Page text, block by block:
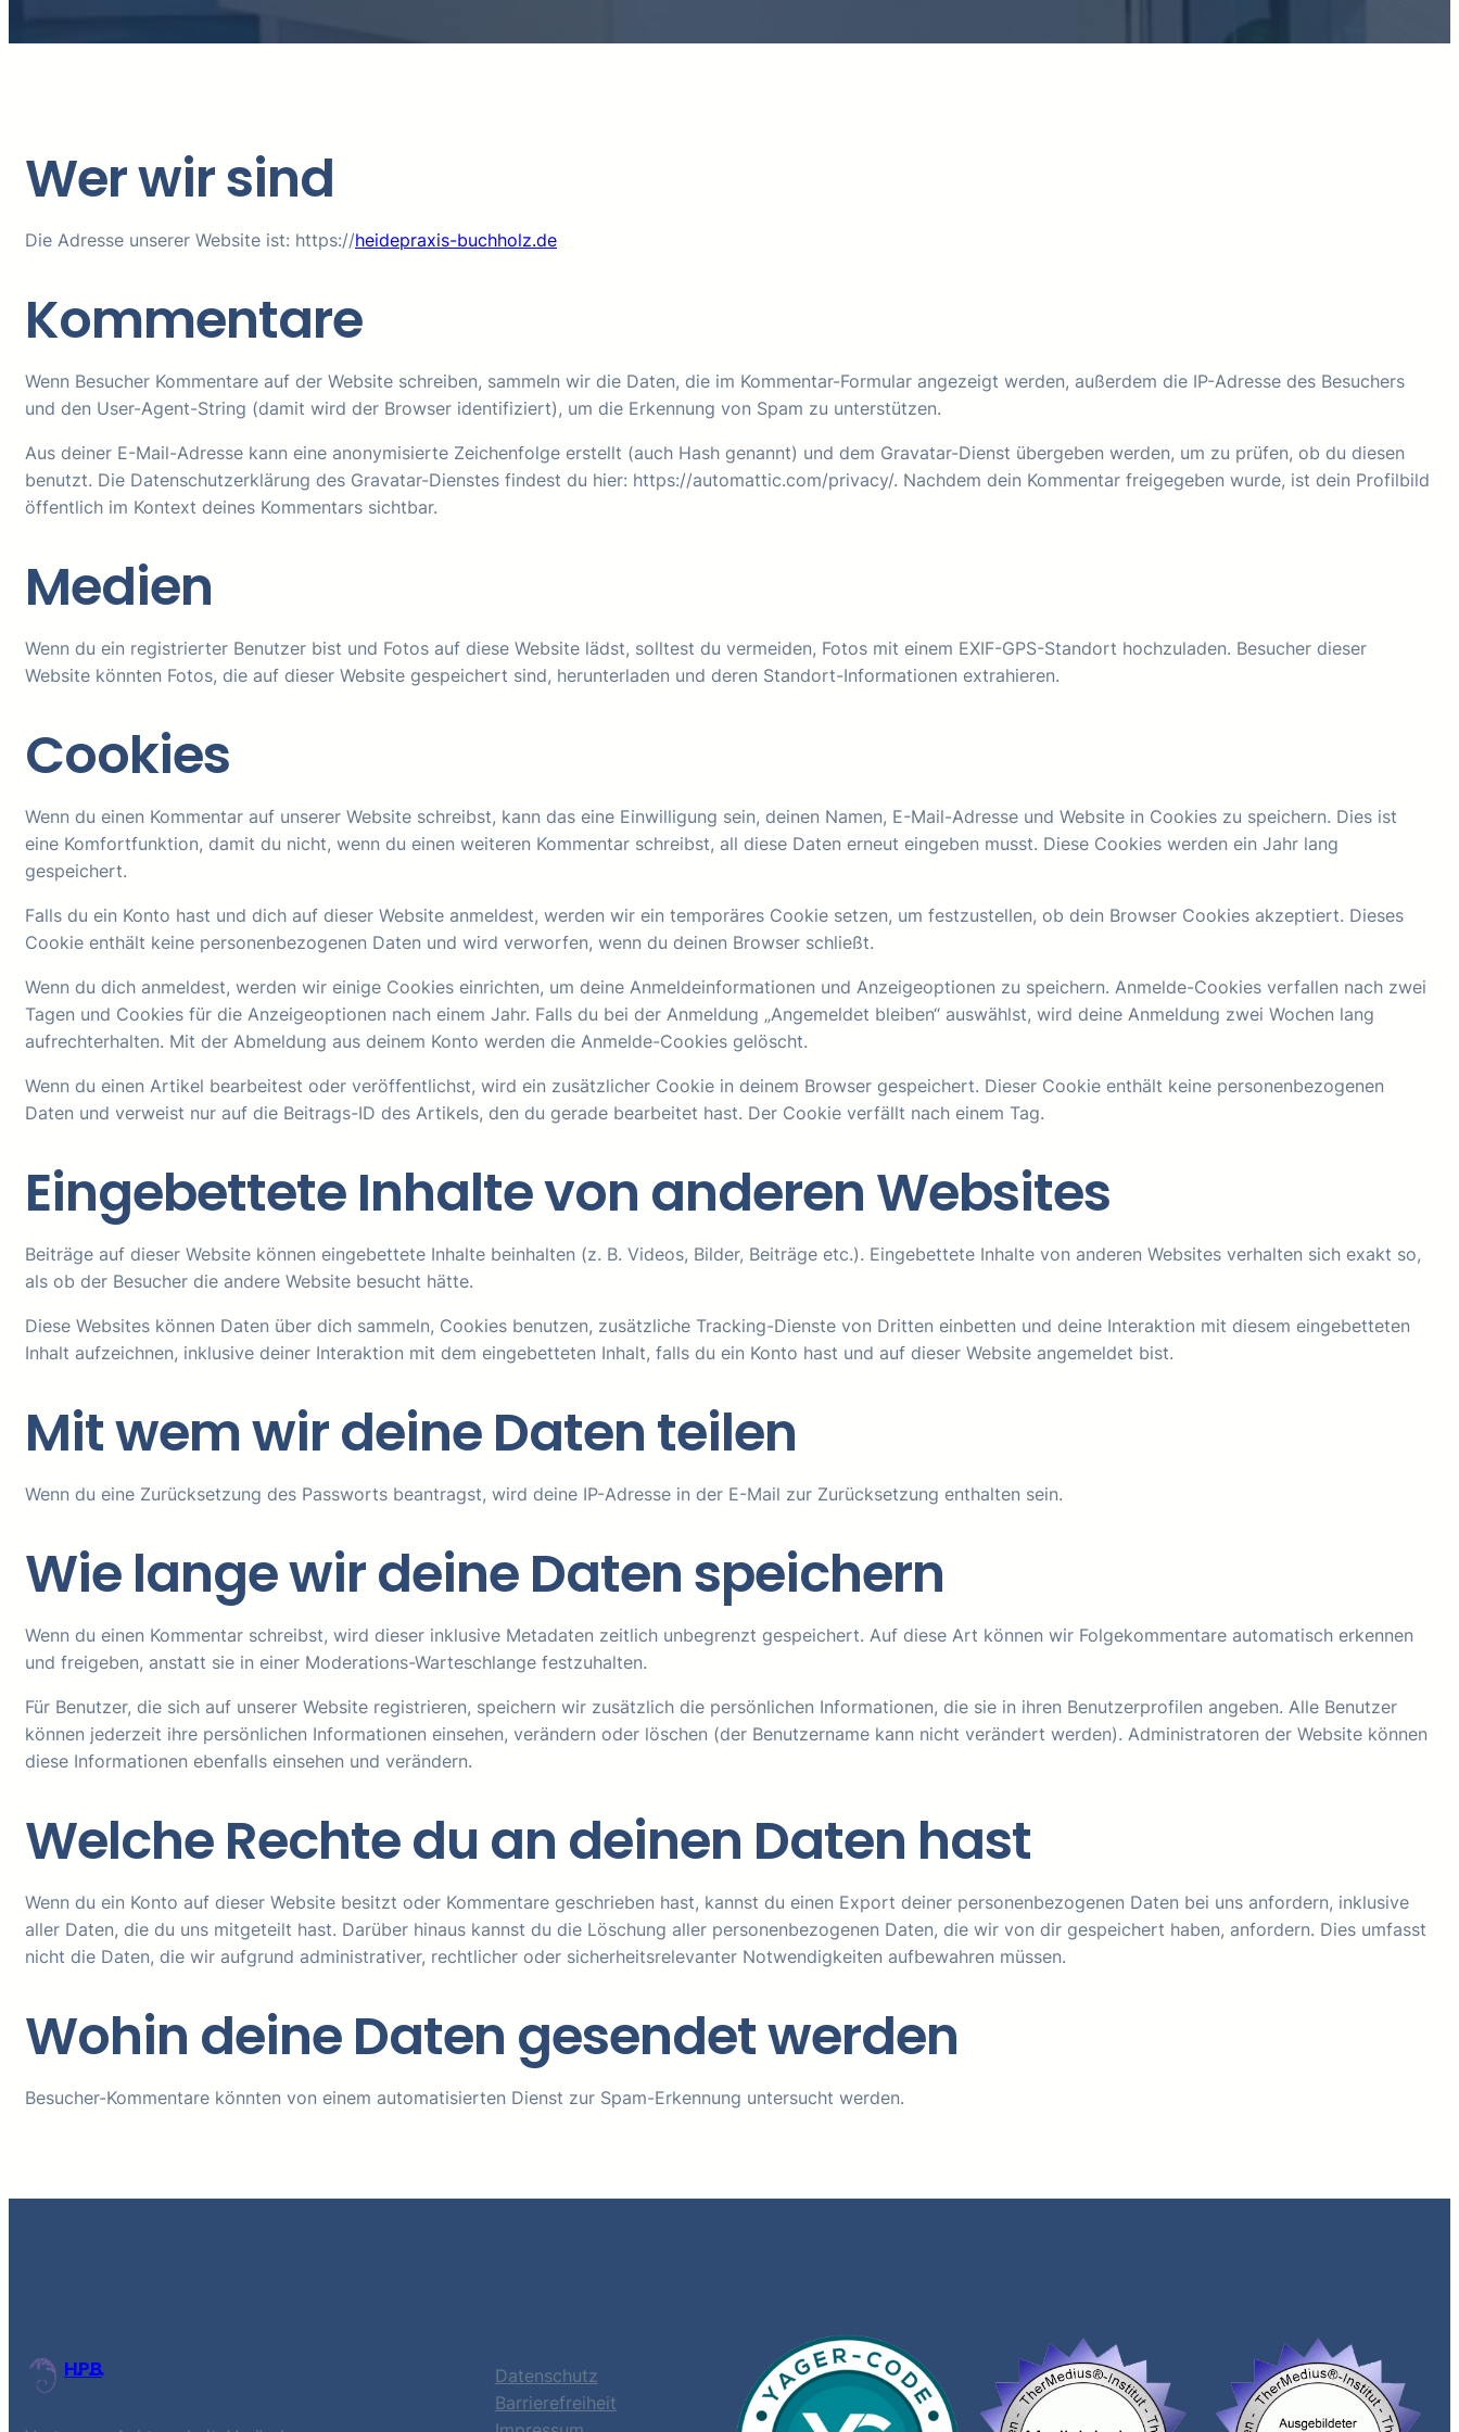
Wer wir sind
Die Adresse unserer Website ist: https://heidepraxis-buchholz.de
Kommentare
Wenn Besucher Kommentare auf der Website schreiben, sammeln wir die Daten, die im Kommentar-Formular angezeigt werden, außerdem die IP-Adresse des Besuchers
und den User-Agent-String (damit wird der Browser identifiziert), um die Erkennung von Spam zu unterstützen.
Aus deiner E-Mail-Adresse kann eine anonymisierte Zeichenfolge erstellt (auch Hash genannt) und dem Gravatar-Dienst übergeben werden, um zu prüfen, ob du diesen
benutzt. Die Datenschutzerklärung des Gravatar-Dienstes findest du hier: https://automattic.com/privacy/. Nachdem dein Kommentar freigegeben wurde, ist dein Profilbild
öffentlich im Kontext deines Kommentars sichtbar.
Medien
Wenn du ein registrierter Benutzer bist und Fotos auf diese Website lädst, solltest du vermeiden, Fotos mit einem EXIF-GPS-Standort hochzuladen. Besucher dieser
Website könnten Fotos, die auf dieser Website gespeichert sind, herunterladen und deren Standort-Informationen extrahieren.
Cookies
Wenn du einen Kommentar auf unserer Website schreibst, kann das eine Einwilligung sein, deinen Namen, E-Mail-Adresse und Website in Cookies zu speichern. Dies ist
eine Komfortfunktion, damit du nicht, wenn du einen weiteren Kommentar schreibst, all diese Daten erneut eingeben musst. Diese Cookies werden ein Jahr lang
gespeichert.
Falls du ein Konto hast und dich auf dieser Website anmeldest, werden wir ein temporäres Cookie setzen, um festzustellen, ob dein Browser Cookies akzeptiert. Dieses
Cookie enthält keine personenbezogenen Daten und wird verworfen, wenn du deinen Browser schließt.
Wenn du dich anmeldest, werden wir einige Cookies einrichten, um deine Anmeldeinformationen und Anzeigeoptionen zu speichern. Anmelde-Cookies verfallen nach zwei
Tagen und Cookies für die Anzeigeoptionen nach einem Jahr. Falls du bei der Anmeldung „Angemeldet bleiben“ auswählst, wird deine Anmeldung zwei Wochen lang
aufrechterhalten. Mit der Abmeldung aus deinem Konto werden die Anmelde-Cookies gelöscht.
Wenn du einen Artikel bearbeitest oder veröffentlichst, wird ein zusätzlicher Cookie in deinem Browser gespeichert. Dieser Cookie enthält keine personenbezogenen
Daten und verweist nur auf die Beitrags-ID des Artikels, den du gerade bearbeitet hast. Der Cookie verfällt nach einem Tag.
Eingebettete Inhalte von anderen Websites
Beiträge auf dieser Website können eingebettete Inhalte beinhalten (z. B. Videos, Bilder, Beiträge etc.). Eingebettete Inhalte von anderen Websites verhalten sich exakt so,
als ob der Besucher die andere Website besucht hätte.
Diese Websites können Daten über dich sammeln, Cookies benutzen, zusätzliche Tracking-Dienste von Dritten einbetten und deine Interaktion mit diesem eingebetteten
Inhalt aufzeichnen, inklusive deiner Interaktion mit dem eingebetteten Inhalt, falls du ein Konto hast und auf dieser Website angemeldet bist.
Mit wem wir deine Daten teilen
Wenn du eine Zurücksetzung des Passworts beantragst, wird deine IP-Adresse in der E-Mail zur Zurücksetzung enthalten sein.
Wie lange wir deine Daten speichern
Wenn du einen Kommentar schreibst, wird dieser inklusive Metadaten zeitlich unbegrenzt gespeichert. Auf diese Art können wir Folgekommentare automatisch erkennen
und freigeben, anstatt sie in einer Moderations-Warteschlange festzuhalten.
Für Benutzer, die sich auf unserer Website registrieren, speichern wir zusätzlich die persönlichen Informationen, die sie in ihren Benutzerprofilen angeben. Alle Benutzer
können jederzeit ihre persönlichen Informationen einsehen, verändern oder löschen (der Benutzername kann nicht verändert werden). Administratoren der Website können
diese Informationen ebenfalls einsehen und verändern.
Welche Rechte du an deinen Daten hast
Wenn du ein Konto auf dieser Website besitzt oder Kommentare geschrieben hast, kannst du einen Export deiner personenbezogenen Daten bei uns anfordern, inklusive
aller Daten, die du uns mitgeteilt hast. Darüber hinaus kannst du die Löschung aller personenbezogenen Daten, die wir von dir gespeichert haben, anfordern. Dies umfasst
nicht die Daten, die wir aufgrund administrativer, rechtlicher oder sicherheitsrelevanter Notwendigkeiten aufbewahren müssen.
Wohin deine Daten gesendet werden
Besucher-Kommentare könnten von einem automatisierten Dienst zur Spam-Erkennung untersucht werden.
H.P.B.
Datenschutz
Barrierefreiheit